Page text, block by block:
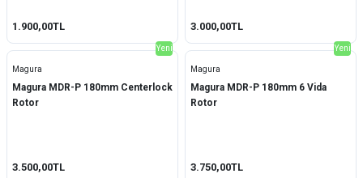
1.900,00TL 3.000,00TL
Yeni
Magura
Magura MDR-P 180mm Centerlock
Rotor
3.500,00TL
Yeni
Magura
Magura MDR-P 180mm 6 Vida
Rotor
3.750,00TL